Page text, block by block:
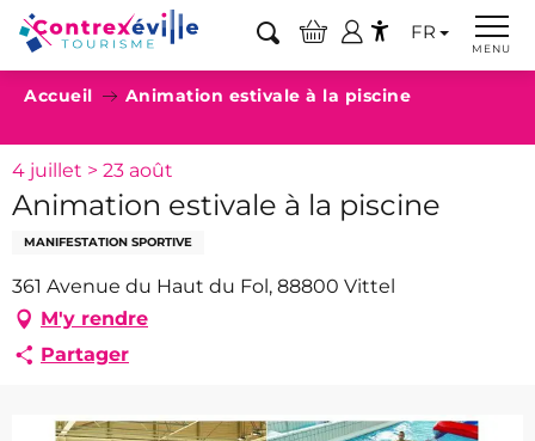
Aller
au
contenu
principal
MENU
Accessibilité
Recherche
FR
Accueil Animation estivale à la piscine
4 juillet > 23 août
Animation estivale à la piscine
MANIFESTATION SPORTIVE
361 Avenue du Haut du Fol, 88800 Vittel
M'y rendre
Partager